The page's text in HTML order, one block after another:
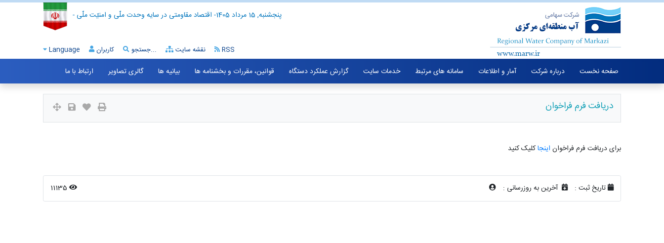
- اقتصاد مقاومتی در سایه وحدت ملّی و امنیّت ملّی - پنجشنبه, 15 مرداد 1405
Language کاربران جستجو... نقشه سایت RSS
صفحه نخست درباره شرکت آمار و اطلاعات سامانه های مرتبط خدمات سایت گزارش عملکرد دستگاه قوانین، مقررات و بخشنامه ها بیانیه ها گالری تصاویر ارتباط با ما
دریافت فرم فراخوان
برای دریافت فرم فراخوان اینجاکلیک کنید
تاریخ ثبت : آخرین به روزرسانی : 11135